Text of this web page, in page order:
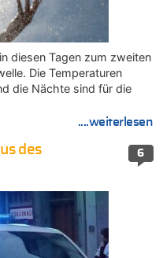
diesen Tagen zum zweiten
Die Temperaturen
die Nächte sind für die
....weiterlesen
6
des